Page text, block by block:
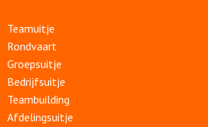
Teamuitje
Rondvaart
Groepsuitje
Bedrijfsuitje
Teambuilding
Afdelingsuitje